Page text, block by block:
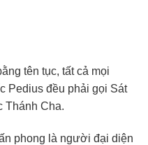
tên tục, tất cả mọi
Pedius đều phải gọi Sát
Thánh Cha.
phong là người đại diện